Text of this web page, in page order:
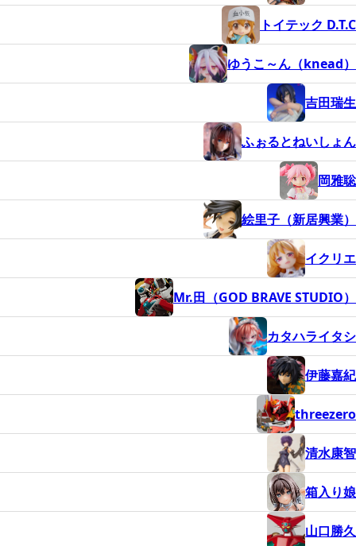
トイテック D.T.C
ゆうこ～ん（knead）
吉田瑞生
ふぉるとねいしょん
岡雅聡
絵里子（新居興業）
イクリエ
Mr.田（GOD BRAVE STUDIO）
カタハライタシ
伊藤嘉紀
threezero
清水康智
箱入り娘
山口勝久